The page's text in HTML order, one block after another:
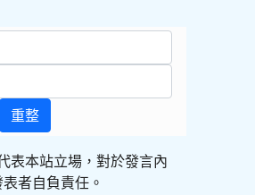
重整
表本站立場，對於發言內
者自負責任。